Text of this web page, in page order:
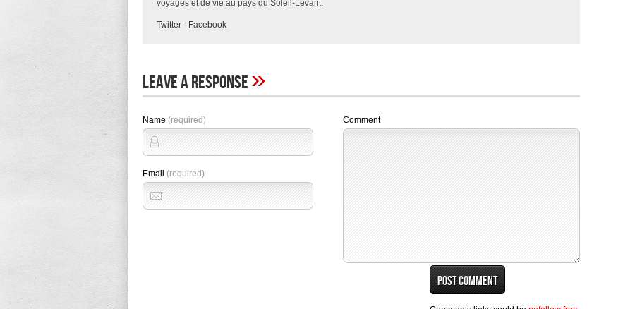
voyages et de vie au pays du Soleil-Levant.
Twitter - Facebook
Leave A Response»
Name (required)
Email (required)
Comment